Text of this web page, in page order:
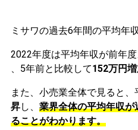
ミサワの過去6年間の平均年
2022年度は平均年収が前年
、5年前と比較して152万円増
また、小売業全体で見ると
昇し、 業界全体の平均年収
ることがわかります。